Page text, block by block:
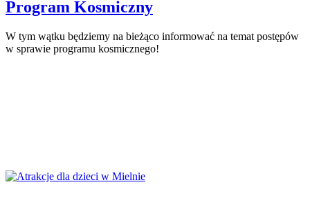
Program Kosmiczny
W tym wątku będziemy na bieżąco informować na temat postępów
w sprawie programu kosmicznego!